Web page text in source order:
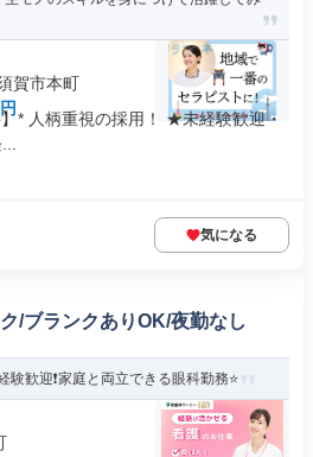
賀市本町
* 人柄重視の採用！ ★未経験歓迎・
気になる
/ブランクありOK/夜勤なし
験歓迎❗️家庭と両立できる眼科勤務⭐